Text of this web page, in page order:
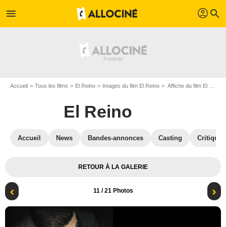
menu profil search
Accueil Tous les films El Reino Images du film El Reino Affiche du film El Reino - Photo 11
El Reino
Accueil News Bandes-annonces Casting
RETOUR À LA GALERIE
11/ 21 Photos